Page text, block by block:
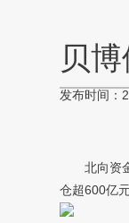
贝
发布时间：
北向资金2
仓超600亿